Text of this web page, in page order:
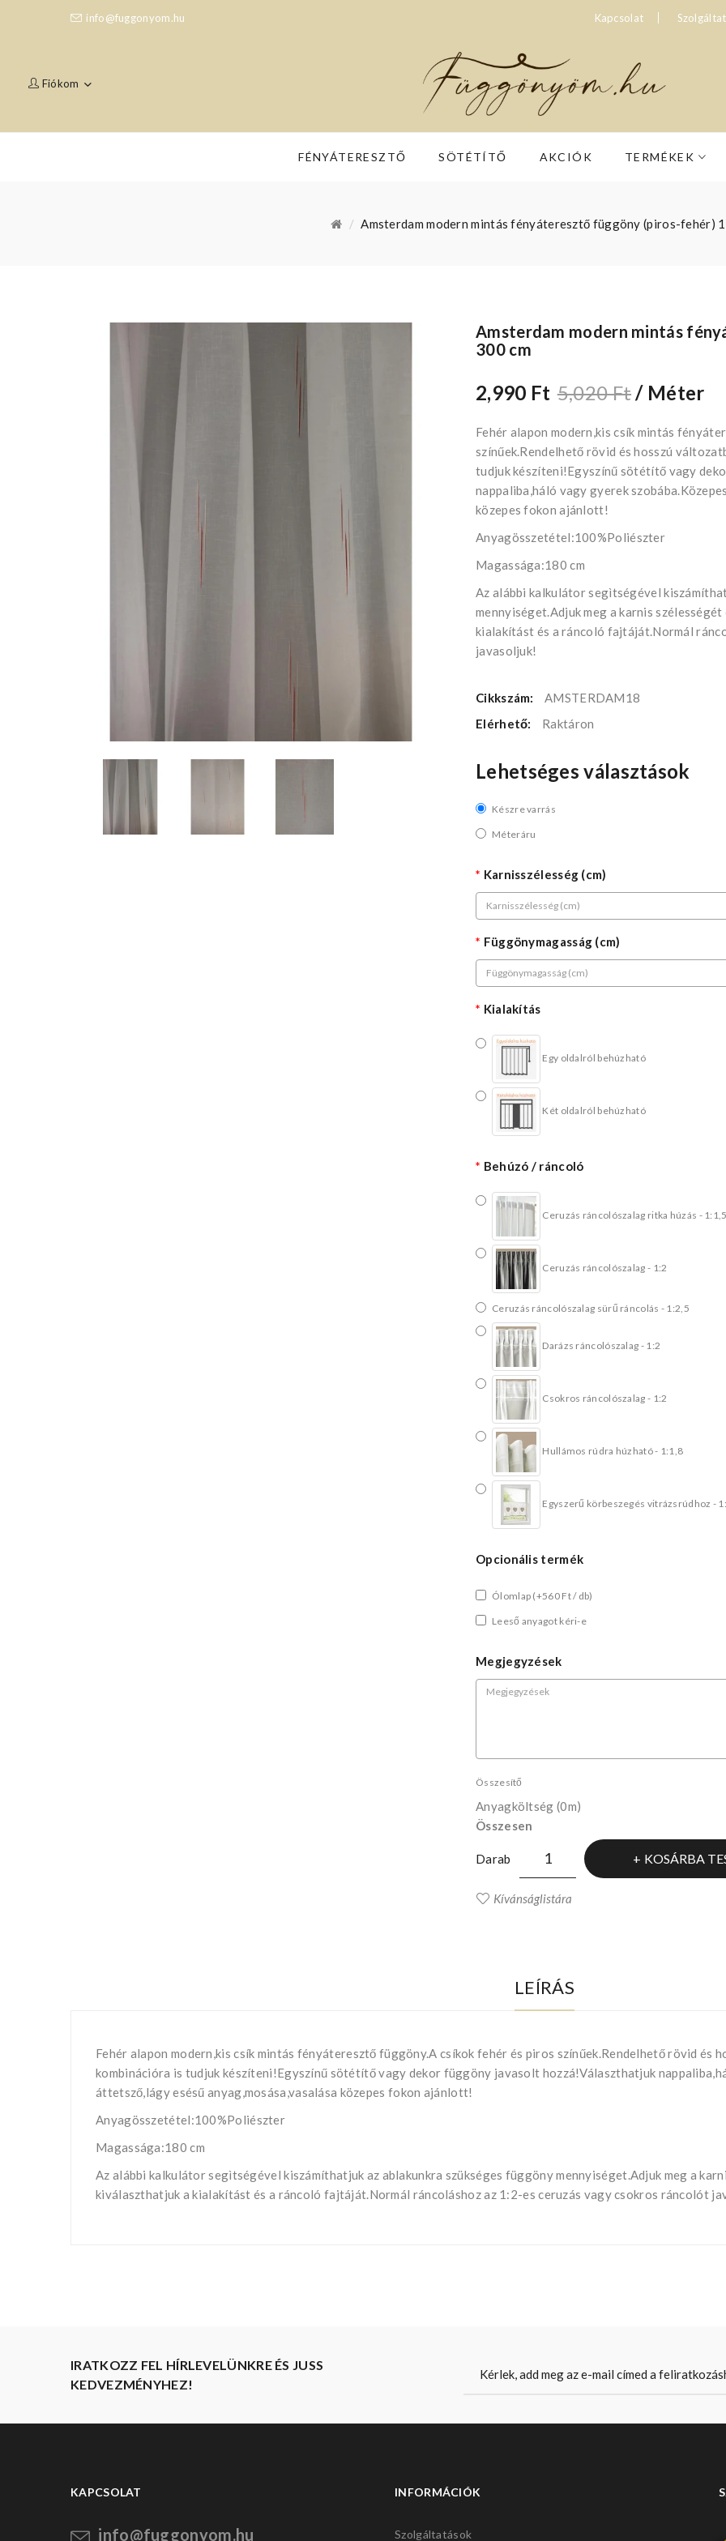
info@fuggonyom.hu Kapcsolat
Fiókom
FÉNYÁTERESZTŐ SÖTÉTÍTŐ AKCIÓK TERMÉKEK
Amsterdam modern mintás fényáteresztő függöny (piros-fehér)
Amsterdam modern mintás
300 cm
2,990 Ft 5,020 Ft / Méter
Fehér alapon modern,kis csík mintás
színűek.Rendelhető rövid és hosszú
tudjuk készíteni!Egyszínű sötétítő vagy
nappaliba,háló vagy gyerek
közepes fokon ajánlott!
Anyagösszetétel:100%Poliészter
Magassága:180 cm
Az alábbi kalkulátor segìtségével
mennyiséget.Adjuk meg a karnis
kialakítást és a ráncoló fajtáját.Normál
javasoljuk!
Cikkszám:
AMSTERDAM18
Elérhető:
Raktáron
Lehetséges választások
Készre varrás
Méteráru
Karnisszélesség (cm)
Függönymagasság (cm)
Kialakítás
Egy oldalról behúzható
Két oldalról behúzható
Behúzó / ráncoló
Ceruzás ráncolószalag ritka húzás - 1:1,5
Ceruzás ráncolószalag - 1:2
Ceruzás ráncolószalag sürű ráncolás - 1:2,5
Darázs ráncolószalag - 1:2
Csokros ráncolószalag - 1:2
Hullámos rúdra húzható - 1:1,8
Egyszerű körbeszegés vitrázsrúdhoz -
Opcionális termék
Ólomlap (+560 Ft / db)
Leeső anyagot kéri-e
Megjegyzések
Összesítő
Anyagköltség (0m)
Összesen
Darab KOSÁRBA
Kívánságlistára
LEÍRÁS
Fehér alapon modern,kis csík mintás fényáteresztő függöny.A csíkok fehér és piros színűek.Rendelhető rövid és
kombinációra is tudjuk készíteni!Egyszínű sötétítő vagy dekor függöny javasolt hozzá!Választhatjuk
áttetsző,lágy esésű anyag,mosása,vasalása közepes fokon ajánlott!
Anyagösszetétel:100%Poliészter
Magassága:180 cm
Az alábbi kalkulátor segìtségével kiszámíthatjuk az ablakunkra szükséges függöny mennyiséget.Adjuk meg a
kiválaszthatjuk a kialakítást és a ráncoló fajtáját.Normál ráncoláshoz az 1:2-es ceruzás vagy csokros ráncolót
IRATKOZZ FEL HÍRLEVELÜNKRE ÉS JUSS
KEDVEZMÉNYHEZ!
KAPCSOLAT
info@fuggonyom.hu
INFORMÁCIÓK
Szolgáltatások